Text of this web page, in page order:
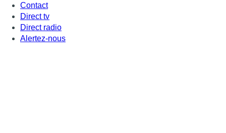
Contact
Direct tv
Direct radio
Alertez-nous